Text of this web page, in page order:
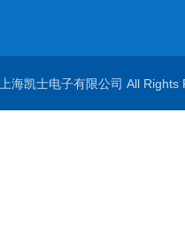
海凯士电子有限公司 All